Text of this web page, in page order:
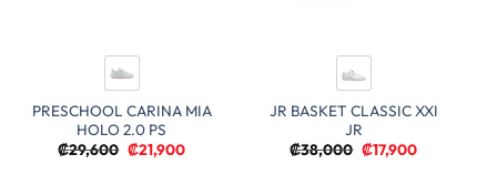
PRESCHOOL CARINA MIA
HOLO 2.0 PS
₡29,600 El
precio
₡21,900El
JR BASKET CLASSIC XXI
JR
₡38,000 El
precio
₡17,900El